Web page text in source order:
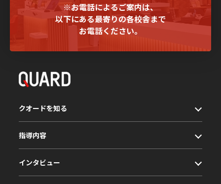
※お電話によるご案内は、
以下にある最寄りの各校舎まで
お電話ください。
クオードを知る
指導内容
インタビュー